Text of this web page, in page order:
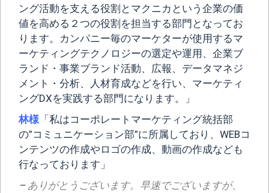
ング活動を支える役割とマクニカという企業の価
値を高める２つの役割を担当する部門となってお
ります。カンパニー毎のマーケターが使用するマ
ーケティングテクノロジーの選定や運用、企業ブ
ランド・事業ブランド活動、広報、データマネジ
メント・分析、人材育成などを行い、マーケティ
ングDXを実践する部門になります。」
林様 「私はコーポレートマーケティング統括部
の”コミュニケーション部”に所属しており、WEBコ
ンテンツの作成やロゴの作成、動画の作成なども
行なっております」
– ありがとうございます。早速でございますが、